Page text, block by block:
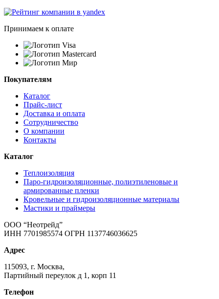
Принимаем к оплате
Покупателям
Каталог
Прайс-лист
Доставка и оплата
Сотрудничество
О компании
Контакты
Каталог
Теплоизоляция
Паро-гидроизоляционные, полиэтиленовые и
армированные пленки
Кровельные и гидроизоляционные материалы
Мастики и праймеры
ООО “Неотрейд”
ИНН 7701985574 ОГРН 1137746036625
Адрес
115093, г. Москва,
Партийный переулок д 1, корп 11
Телефон